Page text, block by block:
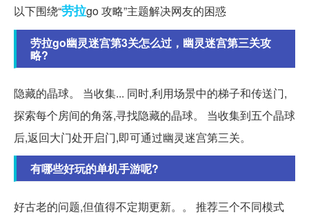
以下围绕“劳拉go 攻略”主题解决网友的困惑
劳拉go幽灵迷宫第3关怎么过，幽灵迷宫第三关攻
略?
隐藏的晶球。 当收集... 同时,利用场景中的梯子和传送门,
探索每个房间的角落,寻找隐藏的晶球。 当收集到五个晶球
后,返回大门处开启门,即可通过幽灵迷宫第三关。
有哪些好玩的单机手游呢?
好古老的问题,但值得不定期更新。。 推荐三个不同模式